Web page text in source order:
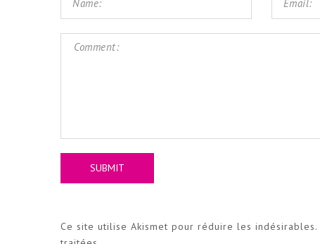
Ce site utilise Akismet pour réduire les indésirables.